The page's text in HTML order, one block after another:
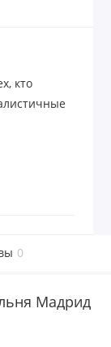
кто
0
Мадрид